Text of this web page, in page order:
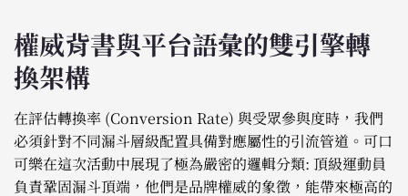
權威背書與平台語彙的雙引擎轉
換架構
在評估轉換率 (Conversion Rate) 與受眾參與度時，我們
必須針對不同漏斗層級配置具備對應屬性的引流管道。可口
可樂在這次活動中展現了極為嚴密的邏輯分類: 頂級運動員
負責鞏固漏斗頂端，他們是品牌權威的象徵，能帶來極高的